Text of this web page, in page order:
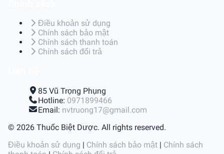
Điều khoản sử dụng
Chính sách bảo mật
Chính sách thanh toán
Chính sách đổi trả
85 Vũ Trọng Phụng
Hotline: 0971899466
Email: nvtruong17@gmail.com
© 2026 Thuốc Biệt Dược. All rights reserved.
Điều khoản sử dụng | Chính sách bảo mật | Chính sách